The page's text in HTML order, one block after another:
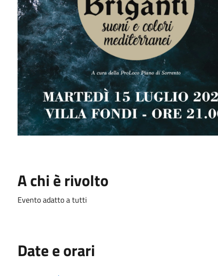
A chi è rivolto
Evento adatto a tutti
Date e orari